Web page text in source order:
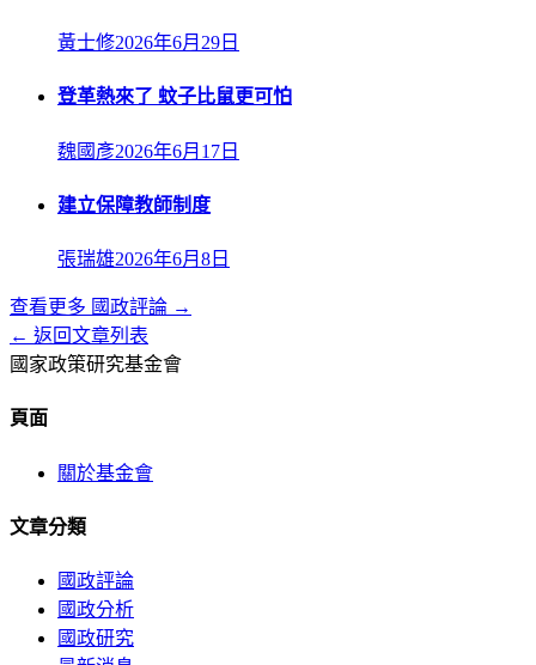
黃士修2026年6月29日
登革熱來了 蚊子比鼠更可怕
魏國彥2026年6月17日
建立保障教師制度
張瑞雄2026年6月8日
查看更多 國政評論 →
← 返回文章列表
國家政策研究基金會
頁面
關於基金會
文章分類
國政評論
國政分析
國政研究